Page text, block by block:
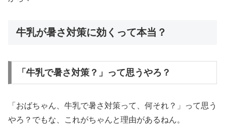
牛乳が暑さ対策に効くって本当？
「牛乳で暑さ対策？」って思うやろ？
「おばちゃん、牛乳で暑さ対策って、何それ？」って思う
やろ？でもな、これがちゃんと理由があるねん。